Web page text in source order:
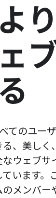
てのユー
、美しく
なウェブサ
います。
メンバー